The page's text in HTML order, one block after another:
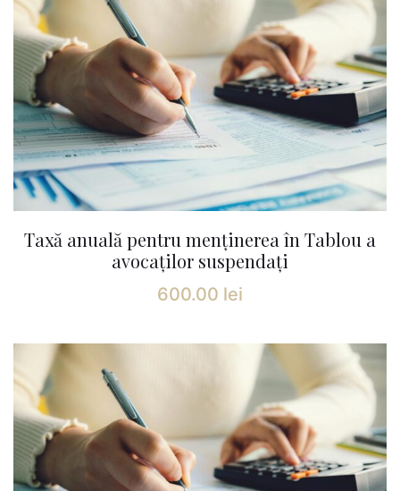
Taxă anuală pentru menținerea în Tablou a
avocaților suspendați
600.00 lei